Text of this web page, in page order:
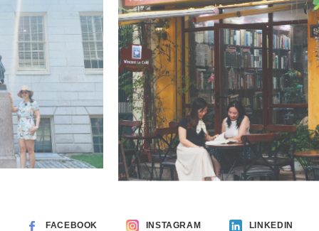
FACEBOOK INSTAGRAM LINKEDIN